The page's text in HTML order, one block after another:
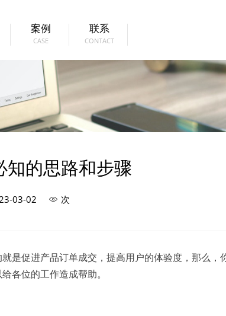
案例
CASE
联系
CONTACT
知的思路和步骤
03-02  次
是促进产品订单成交，提高用户的体验度，那么，
各位的工作造成帮助。